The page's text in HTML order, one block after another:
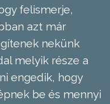
felismerje,
azt már
nekünk
melyik része a
engedik, hogy
be és mennyi